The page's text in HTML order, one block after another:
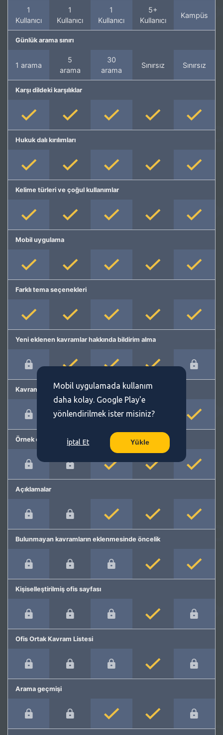
1
Kullanıcı
1
Kullanıcı
1
Kullanıcı
5+
Kullanıcı
Kampüs
Günlük arama sınırı
1 arama
5
arama
30
arama
Sınırsız Sınırsız
Karşı dildeki karşılıklar
Hukuk dalı kırılımları
Kelime türleri ve çoğul kullanımlar
Mobil uygulama
Farklı tema seçenekleri
Yeni eklenen kavramlar hakkında bildirim alma
Kavram önerme
Örnek cümleler
Açıklamalar
Bulunmayan kavramların eklenmesinde öncelik
Kişiselleştirilmiş ofis sayfası
Ofis Ortak Kavram Listesi
Arama geçmişi
Mobil uygulamada kullanım
daha kolay. Google Play'e
yönlendirilmek ister misiniz?
İptal Et Yükle